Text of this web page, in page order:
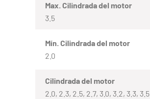
Max. Cilindrada del motor
3.5
Mín. Cilindrada del motor
2.0
Cilindrada del motor
2.0, 2.3, 2.5, 2.7, 3.0, 3.2, 3.3, 3.5